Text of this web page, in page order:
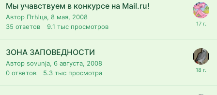
Мы учавствуем в конкурсе на Mail.ru!
Автор ПтЫца, 8 мая, 2008
35 ответов 9.1 тыс просмотров
ЗОНА ЗАПОВЕДНОСТИ
Автор sovunja, 6 августа, 2008
0 ответов 5.3 тыс просмотра